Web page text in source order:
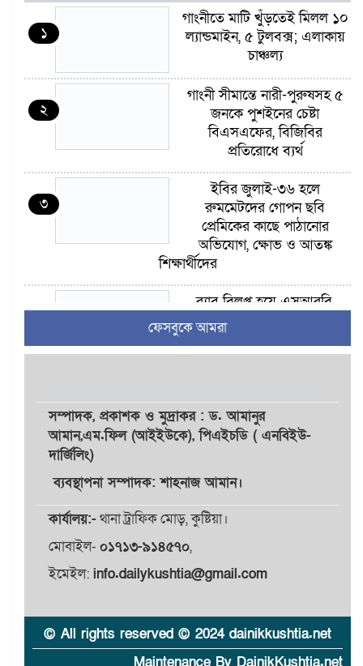
১
গাংনীতে মাটি খুঁড়তেই মিলল ১০
ল্যান্ডমাইন, ৫ টুলবক্স; এলাকায়
চাঞ্চল্য
২
গাংনী সীমান্তে নারী-পুরুষসহ ৫
জনকে পুশইনের চেষ্টা
বিএসএফের, বিজিবির
প্রতিরোধে ব্যর্থ
৩
ইবির জুলাই-৩৬ হলে
রুমমেটদের গোপন ছবি
প্রেমিকের কাছে পাঠানোর
অভিযোগ, ক্ষোভ ও আতঙ্ক
শিক্ষার্থীদের
৪
র‍্যাব বিলুপ্ত হয়ে এসআরবি,
থাকছে নাগরিক অভিযোগের
আহমেদ রাজুর ওপর সশস্ত্র
হামলা, গুরুতর আহত
নিক্ষেপকারীরা ‘জারজ সন্তান’:
আমির হামজা
ইসলামী বিশ্ববিদ্যালয়র ৪৪
শিক্ষককে ঘিরে দেশব্যাপী গোপন
তৎপরতার অভিযোগ/ তদন্তে
গঠিত হলো উচ্চপর্যায়ের কমিটি
৮
মাত্র ৯১ টন ভারতীয় মরিচেই
ভেঙে পড়ল বাজার/৪০০ টাকা
ফেসবুকে আমরা
সম্পাদক, প্রকাশকওমুদ্রাকর: ড. আমানুর
আমান,এম.ফিল (আইইউকে), পিএইচডি ( এনবিইউ-
দার্জিলিং)
ব্যবস্থাপনা সম্পাদক: শাহনাজ আমান।
কার্যালয়:-থানা ট্রাফিক মোড়, কুষ্টিয়া।
মোবাইল- ০১৭১৩-৯১৪৫৭০,
ইমেইল: info.dailykushtia@gmail.com
© All rights reserved © 2024 dainikkushtia.net